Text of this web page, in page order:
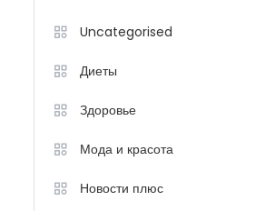
Uncategorised
Диеты
Здоровье
Мода и красота
Новости плюс